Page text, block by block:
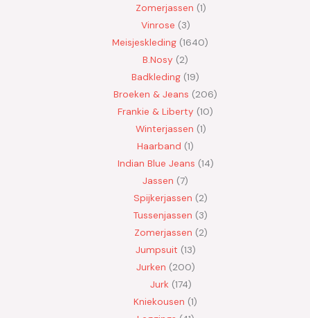
Zomerjassen 1
Vinrose 3
Meisjeskleding 1640
B.Nosy
2
Badkleding 19
Broeken & Jeans
206
Frankie & Liberty 10
Winterjassen 1
Haarband 1
Indian Blue Jeans 14
Jassen 7
Spijkerjassen
2
Tussenjassen
3
Zomerjassen 2
Jumpsuit 13
Jurken 200
Jurk 174
Kniekousen 1